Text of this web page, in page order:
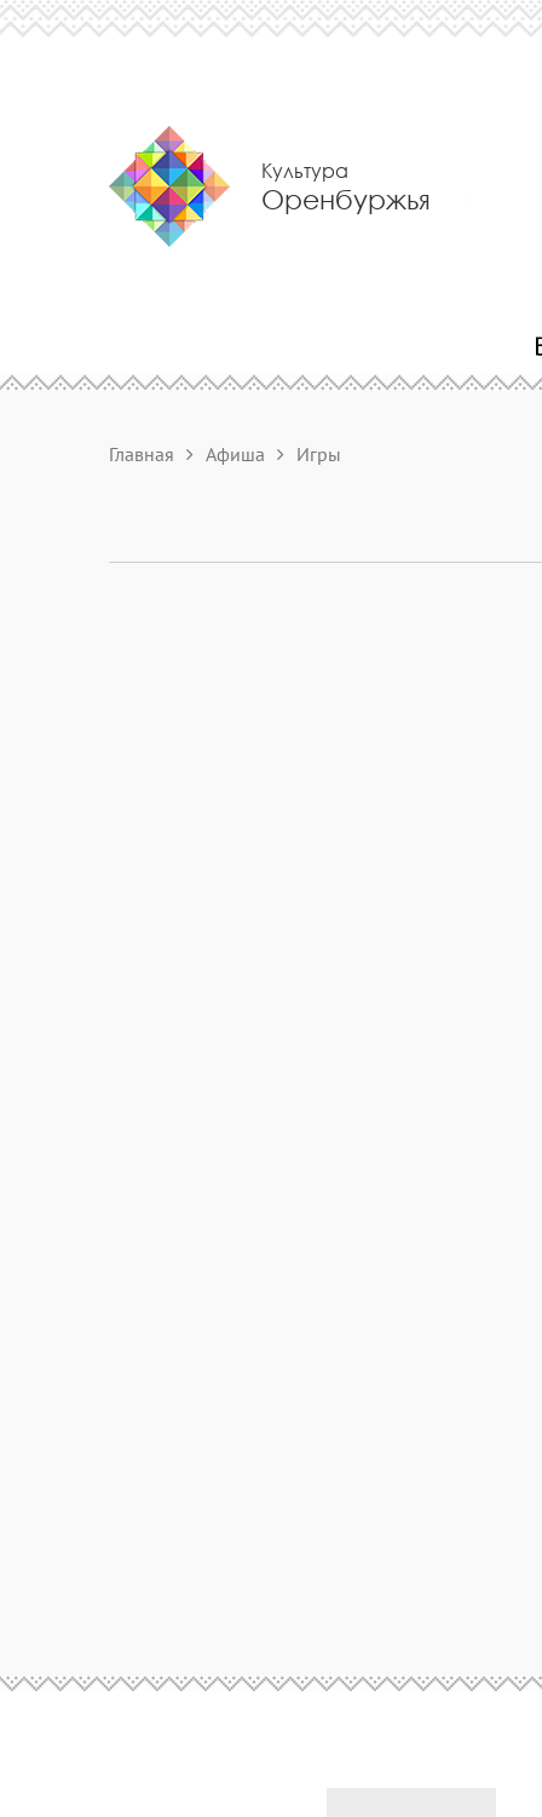
Культура
Оренбуржья
Главная Афиша Игры